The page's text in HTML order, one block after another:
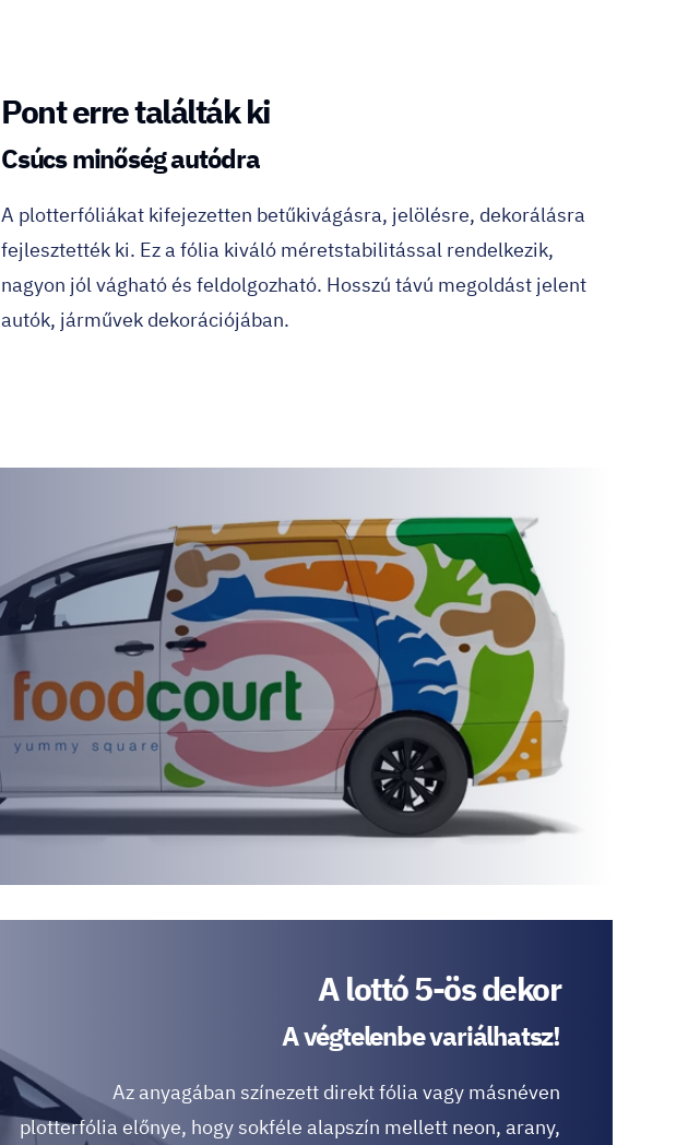
Pont erre találták ki
Csúcs minőség autódra
A plotterfóliákat kifejezetten betűkivágásra, jelölésre, dekorálásra
fejlesztették ki. Ez a fólia kiváló méretstabilitással rendelkezik,
nagyon jól vágható és feldolgozható. Hosszú távú megoldást jelent
autók, járművek dekorációjában.
A lottó 5-ös dekor
A végtelenbe variálhatsz!
Az anyagában színezett direkt fólia vagy másnéven
plotterfólia előnye, hogy sokféle alapszín mellett neon, arany,